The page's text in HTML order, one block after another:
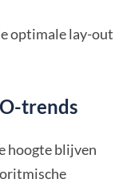
optimale lay-out
trends
hoogte blijven